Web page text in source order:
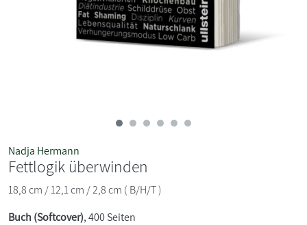
Nadja Hermann
Fettlogik überwinden
18,8 cm / 12,1 cm / 2,8 cm ( B/H/T )
Buch (Softcover), 400 Seiten